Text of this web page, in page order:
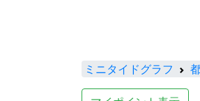
ミニタイドグラフ